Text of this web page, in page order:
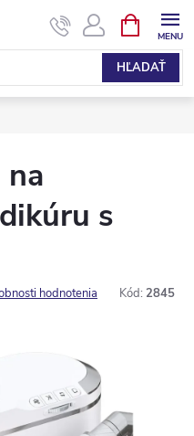
HĽADAŤ
KOŠÍK
na
s
hodnotenia Kód: 2845